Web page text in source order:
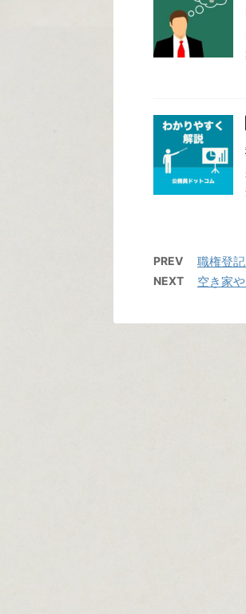
PREV 職権登
NEXT 空き家